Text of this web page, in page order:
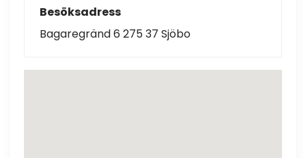
Besöksadress
Bagaregränd 6 275 37 Sjöbo